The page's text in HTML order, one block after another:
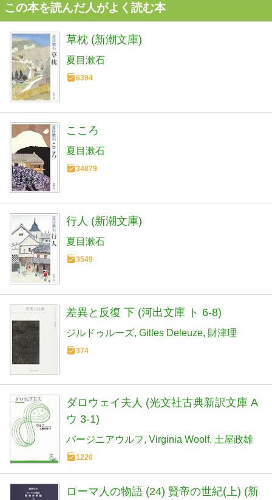
この本を読んだ人がよく読む本
草枕 (新潮文庫)
夏目漱石
6394
こころ
夏目漱石
34879
行人 (新潮文庫)
夏目漱石
3549
差異と反復 下 (河出文庫 ト 6-8)
ジルドゥルーズ Gilles Deleuze 財津理
374
ダロウェイ夫人 (光文社古典新訳文庫 A
ウ 3-1)
バージニアウルフ Virginia Woolf 土屋政雄
1220
ローマ人の物語 (24) 賢帝の世紀(上) (新